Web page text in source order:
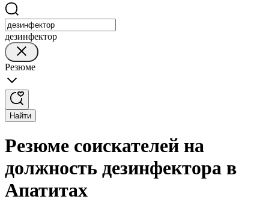
дезинфектор
Резюме
Найти
Резюме соискателей на
должность дезинфектора в
Апатитах